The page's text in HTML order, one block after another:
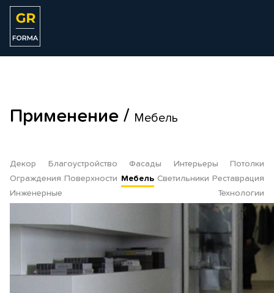
Применение / Мебель
Декор Благоустройство Фасады Интерьеры
Потолки
Ограждения Поверхности Мебель Светильники Реставрация
Инженерные
Технологии